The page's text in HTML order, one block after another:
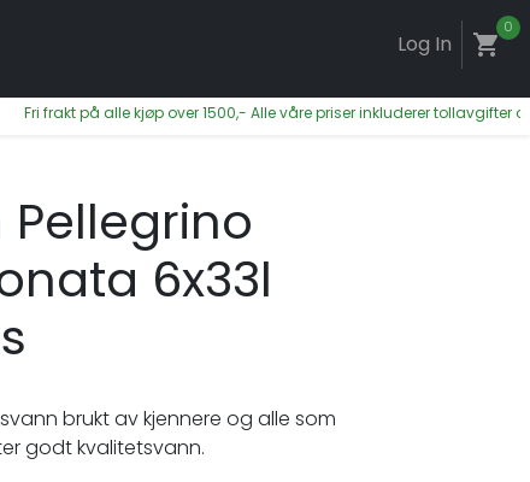
Log In
0
shopping_cart
frakt på alle kjøp over 1500,- Alle våre priser inkluderer tollavgifter og
Pellegrino
6x33l
brukt av kjennere og alle som
godt kvalitetsvann.